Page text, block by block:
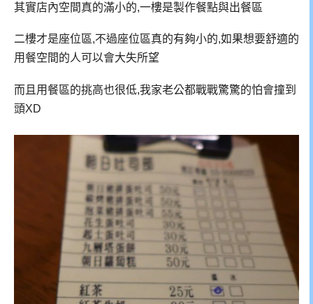
其實店內空間真的滿小的,一樓是製作餐點與出餐區
二樓才是座位區,不過座位區真的有夠小的,如果想要舒適的
用餐空間的人可以會大失所望
而且用餐區的挑高也很低,我家老公都戰戰驚驚的怕會撞到
頭XD